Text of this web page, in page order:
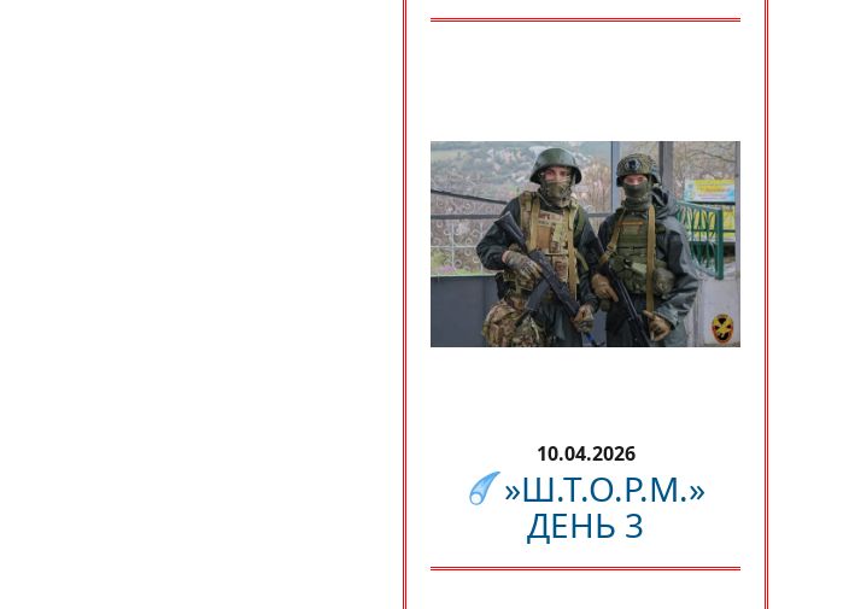
10.04.2026
»Ш.Т.О.Р.М.»
ДЕНЬ 3